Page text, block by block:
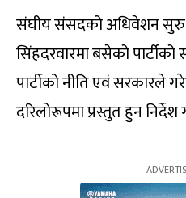
संघीय संसदको अधिवेशन सुरु
सिंहदरवारमा बसेको
पार्टीको नीति एवं सरकारले
दरिलोरूपमा प्रस्तुत हुन